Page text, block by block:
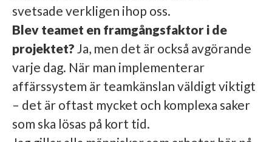
svetsade verkligen ihop oss.
Blev teamet en framgångsfaktor i de
projektet? Ja, men det är också avgörande
varje dag. När man implementerar
affärssystem är teamkänslan väldigt viktigt
– det är oftast mycket och komplexa saker
som ska lösas på kort tid.